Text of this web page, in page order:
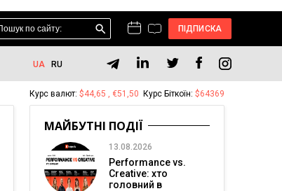
ПІДПИСКА
UA RU
Курс валют: $44,65 , €51,50 Курс Біткоїн: $64369
МАЙБУТНІ ПОДІЇ
13.08.2026
Performance vs.
Creative: хто
головний в